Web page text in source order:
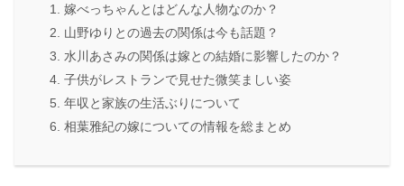
嫁べっちゃんとはどんな人物なのか？
山野ゆりとの過去の関係は今も話題？
水川あさみの関係は嫁との結婚に影響したのか？
子供がレストランで見せた微笑ましい姿
年収と家族の生活ぶりについて
相葉雅紀の嫁についての情報を総まとめ